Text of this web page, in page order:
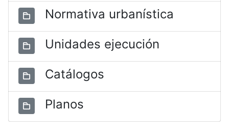
Normativa urbanística
Unidades ejecución
Catálogos
Planos